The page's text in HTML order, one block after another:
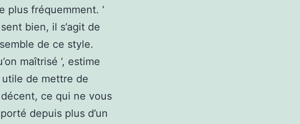
plus fréquemment. ‘
bien, il s’agit de
de ce style.
maîtrisé ‘, estime
de mettre de
ce qui ne vous
depuis plus d’un